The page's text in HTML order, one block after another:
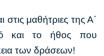
μαθήτριες της Α΄
και το ήθος που
των δράσεων!